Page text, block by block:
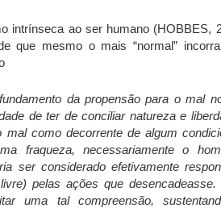
intrínseca ao ser humano (HOBBES,
que mesmo o mais “normal”
da propensão para o mal
de ter de conciliar natureza e
como decorrente de algum
fraqueza, necessariamente o
ser considerado efetivamente
pelas ações que desencadeasse.
uma tal compreensão,